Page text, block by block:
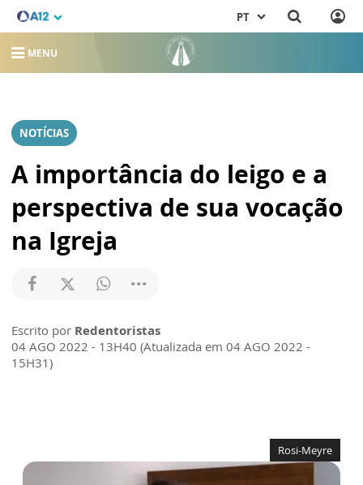
PT
MENU
NOTÍCIAS
A importância do leigo e a
perspectiva de sua vocação
na Igreja
Escrito por Redentoristas
04 AGO 2022 - 13H40 (Atualizada em 04 AGO 2022 -
15H31)
Rosi-Meyre